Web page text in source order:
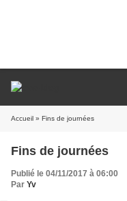
Accueil » Fins de journées
Fins de journées
Publié le 04/11/2017 à 06:00
Par Yv